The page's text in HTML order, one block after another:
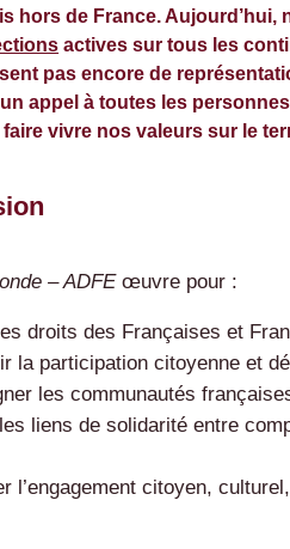
hors de France. Aujourd’hui,
actives sur tous les
pas encore de
appel à toutes les
vivre nos valeurs sur le
– ADFEœuvre pour :
droits des Françaises et
la participation citoyenne et
les communautés
liens de solidarité entre
l’engagement citoyen,